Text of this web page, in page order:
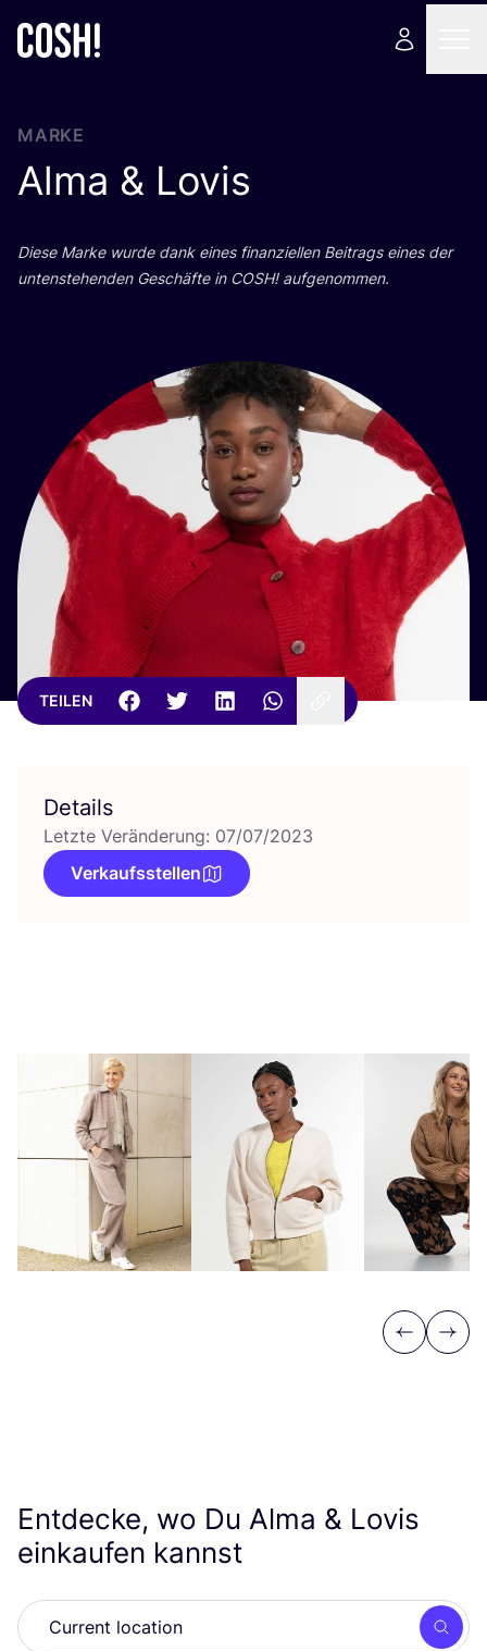
MARKE
Alma & Lovis
Die­se Mar­ke wur­de dank eines finan­zi­el­len Bei­trags eines der
unten­ste­hen­den Geschäf­te in COSH! aufgenommen.
TEILEN
Details
Letzte Veränderung: 07/07/2023
Verkaufsstellen
Previous
Next
Entdecke, wo Du Alma & Lovis
einkaufen kannst